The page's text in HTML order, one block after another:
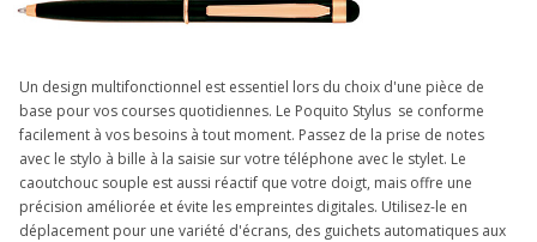
Un design multifonctionnel est essentiel lors du choix d'une pièce de
base pour vos courses quotidiennes. Le Poquito Stylus  se conforme
facilement à vos besoins à tout moment. Passez de la prise de notes
avec le stylo à bille à la saisie sur votre téléphone avec le stylet. Le
caoutchouc souple est aussi réactif que votre doigt, mais offre une
précision améliorée et évite les empreintes digitales. Utilisez-le en
déplacement pour une variété d'écrans, des guichets automatiques aux